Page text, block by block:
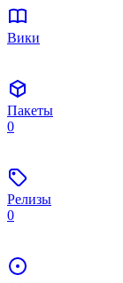
Вики
Пакеты
0
Релизы
0